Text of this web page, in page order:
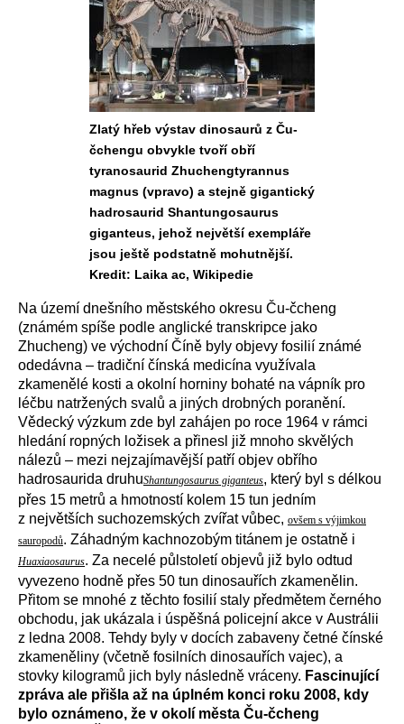
Zlatý hřeb výstav dinosaurů z Ču-
čchengu obvykle tvoří obří
tyranosaurid Zhuchengtyrannus
magnus (vpravo) a stejně gigantický
hadrosaurid Shantungosaurus
giganteus, jehož největší exempláře
jsou ještě podstatně mohutnější.
Kredit: Laika ac, Wikipedie
Na území dnešního městského okresu Ču-čcheng
(známém spíše podle anglické transkripce jako
Zhucheng) ve východní Číně byly objevy fosilií známé
odedávna – tradiční čínská medicína využívala
zkamenělé kosti a okolní horniny bohaté na vápník pro
léčbu natržených svalů a jiných drobných poranění.
Vědecký výzkum zde byl zahájen po roce 1964 v rámci
hledání ropných ložisek a přinesl již mnoho skvělých
nálezů – mezi nejzajímavější patří objev obřího
hadrosaurida druhuShantungosaurus giganteus, který byl s délkou
přes 15 metrů a hmotností kolem 15 tun jedním
z největších suchozemských zvířat vůbec, ovšem s výjimkou
sauropodů. Záhadným kachnozobým titánem je ostatně i
Huaxiaosaurus. Za necelé půlstoletí objevů již bylo odtud
vyvezeno hodně přes 50 tun dinosauřích zkamenělin.
Přitom se mnohé z těchto fosilií staly předmětem černého
obchodu, jak ukázala i úspěšná policejní akce v Austrálii
z ledna 2008. Tehdy byly v docích zabaveny četné čínské
zkameněliny (včetně fosilních dinosauřích vajec), a
stovky kilogramů jich byly následně vráceny. Fascinující
zpráva ale přišla až na úplném konci roku 2008, kdy
bylo oznámeno, že v okolí města Ču-čcheng